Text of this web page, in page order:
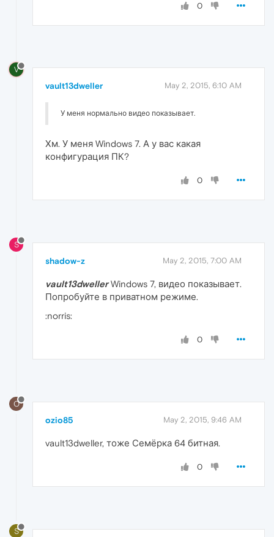
0
V
vault13dweller May 2, 2015, 6:10 AM
У меня нормально видео показывает.
Хм. У меня Windows 7. А у вас какая
конфигурация ПК?
0
S
shadow-z May 2, 2015, 7:00 AM
vault13dwellerWindows 7, видео показывает.
Попробуйте в приватном режиме.
:norris:
0
O
ozio85 May 2, 2015, 9:46 AM
vault13dweller, тоже Семёрка 64 битная.
0
S